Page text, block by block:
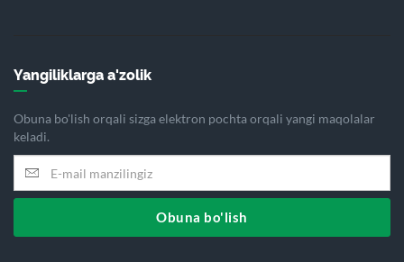
Yangiliklarga a'zolik
Obuna bo'lish orqali sizga elektron pochta orqali yangi maqolalar
keladi.
Obuna bo'lish